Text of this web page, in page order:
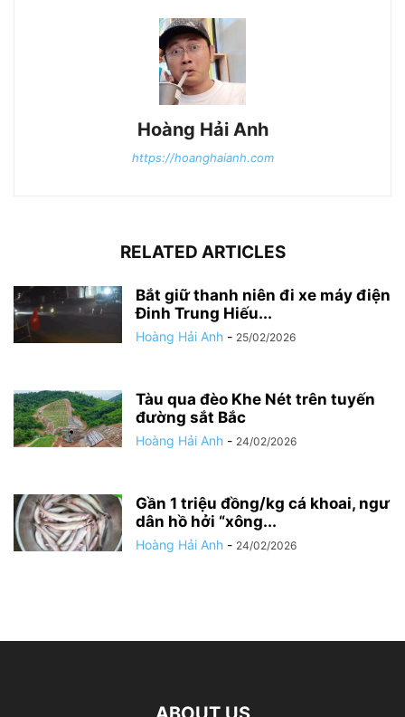
Hoàng Hải Anh
https://hoanghaianh.com
RELATED ARTICLES
Bắt giữ thanh niên đi xe máy điện
Đinh Trung Hiếu...
Hoàng Hải Anh - 25/02/2026
Tàu qua đèo Khe Nét trên tuyến
đường sắt Bắc
Hoàng Hải Anh - 24/02/2026
Gần 1 triệu đồng/kg cá khoai, ngư
dân hồ hởi “xông...
Hoàng Hải Anh - 24/02/2026